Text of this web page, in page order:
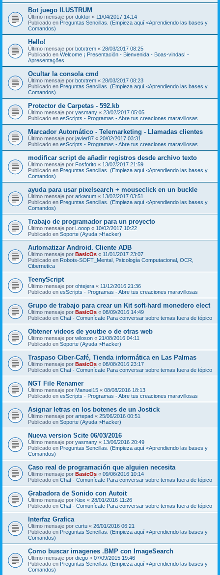
Bot juego ILUSTRUM
Último mensaje por duktor « 11/04/2017 14:14
Publicado en Preguntas Sencillas. (Empieza aquí <Aprendiendo las bases y
Comandos)
Hello!
Último mensaje por botxtrem « 28/03/2017 08:25
Publicado en Welcome ¡ Presentación - Bienvenida - Boas-vindas! -
Apresentações
Ocultar la consola cmd
Último mensaje por botxtrem « 28/03/2017 08:23
Publicado en Preguntas Sencillas. (Empieza aquí <Aprendiendo las bases y
Comandos)
Protector de Carpetas - 592.kb
Último mensaje por yasmany « 23/02/2017 05:05
Publicado en esScripts - Programas - Abre tus creaciones maravillosas
Marcador Automático - Telemarketing - Llamadas clientes
Último mensaje por javier87 « 20/02/2017 03:31
Publicado en esScripts - Programas - Abre tus creaciones maravillosas
modificar script de añadir registros desde archivo texto
Último mensaje por Fosforito « 13/02/2017 21:59
Publicado en Preguntas Sencillas. (Empieza aquí <Aprendiendo las bases y
Comandos)
ayuda para usar pixelsearch + mouseclick en un buckle
Último mensaje por arkanum « 13/02/2017 03:51
Publicado en Preguntas Sencillas. (Empieza aquí <Aprendiendo las bases y
Comandos)
Trabajo de programador para un proyecto
Último mensaje por Looop « 10/02/2017 10:22
Publicado en Soporte (Ayuda >Hacker)
Automatizar Android. Cliente ADB
Último mensaje por BasicOs « 11/01/2017 23:07
Publicado en Robots-SOFT_Mental, Psicología Computacional, OCR,
Cibernetica
TeenyScript
Último mensaje por ohtejera « 11/12/2016 21:36
Publicado en esScripts - Programas - Abre tus creaciones maravillosas
Grupo de trabajo para crear un Kit soft-hard monedero elect
Último mensaje por BasicOs « 08/09/2016 14:49
Publicado en Chat - Comunícate Para conversar sobre temas fuera de tópico
Obtener videos de youtbe o de otras web
Último mensaje por wiloson « 21/08/2016 04:11
Publicado en Soporte (Ayuda >Hacker)
Traspaso Ciber-Café, Tienda informática en Las Palmas
Último mensaje por BasicOs « 08/08/2016 23:17
Publicado en Chat - Comunícate Para conversar sobre temas fuera de tópico
NGT File Renamer
Último mensaje por Manuel15 « 08/08/2016 18:13
Publicado en esScripts - Programas - Abre tus creaciones maravillosas
Asignar letras en los botenes de un Jostick
Último mensaje por artepad « 25/06/2016 00:51
Publicado en Soporte (Ayuda >Hacker)
Nueva version Scite 06/03/2016
Último mensaje por yasmany « 13/06/2016 20:49
Publicado en Preguntas Sencillas. (Empieza aquí <Aprendiendo las bases y
Comandos)
Caso real de programación que alguien necesita
Último mensaje por BasicOs « 09/06/2016 10:14
Publicado en Chat - Comunícate Para conversar sobre temas fuera de tópico
Grabadora de Sonido con Autoit
Último mensaje por Kiox « 28/01/2016 11:26
Publicado en Chat - Comunícate Para conversar sobre temas fuera de tópico
Interfaz Grafica
Último mensaje por curtu « 26/01/2016 06:21
Publicado en Preguntas Sencillas. (Empieza aquí <Aprendiendo las bases y
Comandos)
Como buscar imagenes .BMP con ImageSearch
Último mensaje por diego « 07/09/2015 19:46
Publicado en Preguntas Sencillas. (Empieza aquí <Aprendiendo las bases y
Comandos)